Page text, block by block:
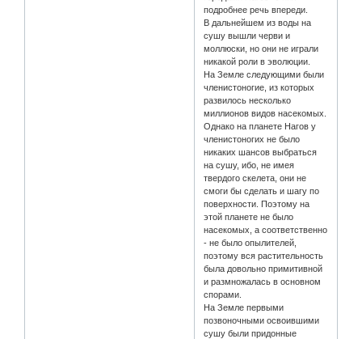
подробнее речь впереди.
В дальнейшем из воды на
сушу вышли черви и
моллюски, но они не играли
никакой роли в эволюции.
На Земле следующими были
членистоногие, из которых
развилось несколько
миллионов видов насекомых.
Однако на планете Нагов у
членистоногих не было
никаких шансов выбраться
на сушу, ибо, не имея
твердого скелета, они не
смоги бы сделать и шагу по
поверхности. Поэтому на
этой планете не было
насекомых, а соответственно
- не было опылителей,
поэтому вся растительность
была довольно примитивной
и размножалась в основном
спорами.
На Земле первыми
позвоночными освоившими
сушу были придонные